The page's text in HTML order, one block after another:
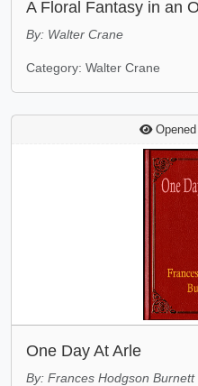
A Floral Fantasy in an
By: Walter Crane
Category: Walter Crane
Opened
One Day At Arle
By: Frances Hodgson Burnett